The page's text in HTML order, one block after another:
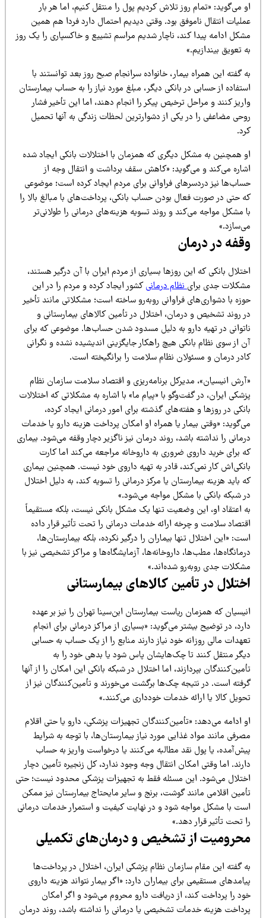
می‌گوید: «تمام روز تلاش کردیم پول را منتقل کنیم، اما هر بار
انتقال ناموفق بود. وقتی دیدیم احتمال دارد فردا هم همین
ادامه پیدا کند، ناچار شدیم مراسم تشییع و خاکسپاری را یک روز
تعویق بیندازیم.»
گفته این همراه بیمار، خانواده سرانجام صبح روز بعد توانستند با
از حسابی در بانکی دیگر، مبلغ مورد نیاز را به حساب بیمارستان
کنند و مراحل ترخیص پیکر را انجام دهند، اما این تأخیر فشار
مضاعفی را در یکی از دشوارترین لحظات زندگی به آنها تحمیل
همچنین به مشکل دیگری که همزمان با اختلالات بانکی ایجاد شده
می‌کند و می‌گوید: «کاهش سقف برداشت و انتقال وجه از
نیز دردسرهای فراوانی برای مردم ایجاد کرده است؛ موضوعی
حتی در صورت فعال بودن حساب بانکی، پرداخت‌های با مبالغ بالا را
مشکل مواجه می‌کند و روند تسویه هزینه‌های درمانی را طولانی‌تر
در درمان
بانکی که این روزها بسیاری از مردم ایران با آن درگیر هستند،
جدی براینظام درمانیکشور ایجاد کرده و مردم را در این
با دشواری‌های فراوانی روبه‌رو ساخته است؛ مشکلاتی مانند تأخیر
روند تشخیص و درمان، اختلال در تأمین کالاهای بیمارستانی و
در تهیه دارو به دلیل مسدود شدن حساب‌ها. موضوعی که برای
از سوی نظام بانکی هیچ راهکار جایگزینی اندیشیده نشده و نگرانی
درمان و مسئولان نظام سلامت را برانگیخته است.
انیسیان»، مدیرکل برنامه‌ریزی و اقتصاد سلامت سازمان نظام
ایران، در گفت‌وگو با «پیام ما» با اشاره به مشکلاتی که اختلالات
در روزها و هفته‌های گذشته برای امور درمانی ایجاد کرده،
«وقتی بیمار یا همراه او امکان پرداخت هزینه دارو یا خدمات
را نداشته باشد، روند درمان نیز ناگزیر دچار وقفه می‌شود. بیماری
برای خرید داروی ضروری به داروخانه مراجعه می‌کند اما کارت
کار نمی‌کند، قادر به تهیه داروی خود نیست. همچنین بیماری
باید هزینه بیمارستان یا مرکز درمانی را تسویه کند، به دلیل اختلال
شبکه بانکی با مشکل مواجه می‌شود.»
اعتقاد او، این وضعیت تنها یک مشکل بانکی نیست، بلکه مستقیماً
سلامت و چرخه ارائه خدمات درمانی را تحت تأثیر قرار داده
«این اختلال تنها بیماران را درگیر نکرده، بلکه بیمارستان‌ها،
مطب‌ها، داروخانه‌ها، آزمایشگاه‌ها و مراکز تشخیصی نیز با
جدی روبه‌رو شده‌اند.»
در تأمین کالاهای بیمارستانی
که همزمان ریاست بیمارستان ابن‌سینا تهران را نیز بر عهده
در توضیح بیشتر می‌گوید: «بسیاری از مراکز درمانی برای انجام
مالی روزانه خود نیاز دارند منابع را از یک حساب به حسابی
منتقل کنند تا چک‌هایشان پاس شود یا بدهی خود را به
بپردازند، اما اختلال در شبکه بانکی این امکان را از آنها
است. در نتیجه چک‌ها برگشت می‌خورند و تأمین‌کنندگان نیز از
کالا یا ارائه خدمات خودداری می‌کنند.»
ادامه می‌دهد: «تأمین‌کنندگان تجهیزات پزشکی، دارو یا حتی اقلام
مانند مواد غذایی مورد نیاز بیمارستان‌ها، با توجه به شرایط
یا پول نقد مطالبه می‌کنند یا درخواست واریز به حساب
اما وقتی امکان انتقال وجه وجود ندارد، کل زنجیره تأمین دچار
می‌شود. این مسئله فقط به تجهیزات پزشکی محدود نیست؛ حتی
اقلامی مانند گوشت، برنج و سایر مایحتاج بیمارستان نیز ممکن
با مشکل مواجه شود و در نهایت کیفیت و استمرار خدمات درمانی
تحت تأثیر قرار دهد.»
از تشخیص و درمان‌های تکمیلی
گفته این مقام سازمان نظام پزشکی ایران، اختلال در پرداخت‌ها
مستقیمی برای بیماران دارد: «اگر بیمار نتواند هزینه داروی
را پرداخت کند، از دریافت دارو محروم می‌شود و اگر امکان
هزینه خدمات تشخیصی یا درمانی را نداشته باشد، روند درمان